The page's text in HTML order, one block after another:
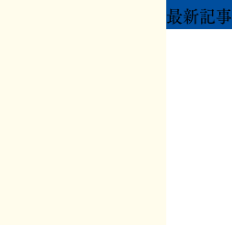
最新記事